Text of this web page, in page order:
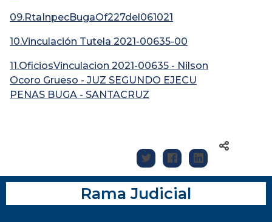
09.RtaInpecBugaOf227del061021
10.Vinculación Tutela 2021-00635-00
11.OficiosVinculacion 2021-00635 - Nilson
Ocoro Grueso - JUZ SEGUNDO EJECU
PENAS BUGA - SANTACRUZ
Rama Judicial